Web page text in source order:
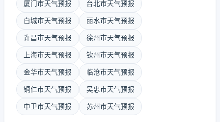
厦门市天气预报 台北市天气预报
白城市天气预报 丽水市天气预报
许昌市天气预报 徐州市天气预报
上海市天气预报 钦州市天气预报
金华市天气预报 临沧市天气预报
铜仁市天气预报 吴忠市天气预报
中卫市天气预报 苏州市天气预报